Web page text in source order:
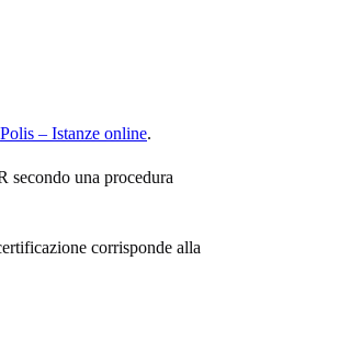
Polis – Istanze online.
secondo una procedura
corrisponde alla